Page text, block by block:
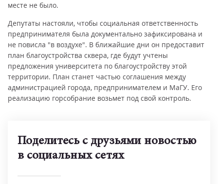
месте не было.
Депутаты настояли, чтобы социальная ответственность
предпринимателя была документально зафиксирована и
не повисла "в воздухе". В ближайшие дни он предоставит
план благоустройства сквера, где будут учтены
предложения университета по благоустройству этой
территории. План станет частью соглашения между
администрацией города, предпринимателем и МаГУ. Его
реализацию горсобрание возьмет под свой контроль.
Поделитесь с друзьями новостью
в социальных сетях